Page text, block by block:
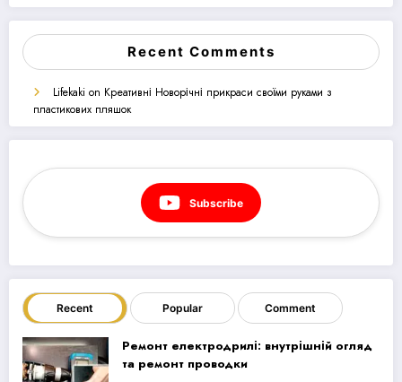
Recent Comments
Lifekaki on Креативні Новорічні прикраси своїми руками з
пластикових пляшок
Subscribe
Recent Popular Comment
Ремонт електродрилі: внутрішній огляд
та ремонт проводки